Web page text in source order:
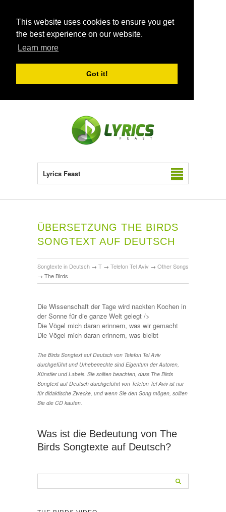
This website uses cookies to ensure you get
the best experience on our website.
Learn more
Got it!
Lyrics Feast
ÜBERSETZUNG THE BIRDS
SONGTEXT AUF DEUTSCH
Songtexte in Deutsch → T → Telefon Tel Aviv → Other Songs
→ The Birds
Die Wissenschaft der Tage wird nackten Kochen in
der Sonne für die ganze Welt gelegt />
Die Vögel mich daran erinnern, was wir gemacht
Die Vögel mich daran erinnern, was bleibt
The Birds Songtext auf Deutsch von Telefon Tel Aviv
durchgeführt und Urheberrechte sind Eigentum der Autoren,
Künstler und Labels. Sie sollten beachten, dass The Birds
Songtext auf Deutsch durchgeführt von Telefon Tel Aviv ist nur
für didaktische Zwecke, und wenn Sie den Song mögen, sollten
Sie die CD kaufen.
Was ist die Bedeutung von The
Birds Songtexte auf Deutsch?